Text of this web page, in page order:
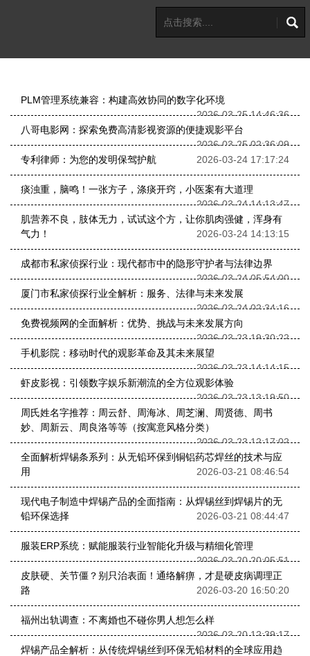
PLM管理系统兼容：构建高效协同的数字化环境
2026-03-25 14:46:36
八哥电影网：探索免费高清影视资源的便捷观影平台
2026-03-25 02:36:09
专利律师：为您的发明保驾护航
2026-03-24 17:17:24
痰浊重，脑鸣！一张方子，涤痰开窍，小医案有大道理
2026-03-24 14:13:47
肌营养不良，肢体无力，试试这个方，让你肌肉强健，浑身有
气力！
2026-03-24 14:13:15
成都市私家侦探行业：现代都市中的隐形守护者与法律边界
2026-03-24 05:54:00
厦门市私家侦探行业全解析：服务、法律与未来发展
2026-03-24 02:34:16
免费视频网的全面解析：优势、挑战与未来发展方向
2026-03-23 19:30:22
手机影院：移动时代的观影革命及其未来展望
2026-03-23 14:14:15
虾皮影视：引领数字娱乐新潮流的全方位观影体验
2026-03-23 13:19:50
周氏姓名字推荐：周云舒、周海冰、周芝澜、周贤德、周书
妙、周新云、周良洛等等（按寓意风格分类）
2026-03-23 12:17:02
全面解析焊锡条系列：从无铅环保到铜铝药芯焊丝的技术与应
用
2026-03-21 08:46:54
现代电子制造中焊锡产品的全面指南：从焊锡丝到焊锡片的无
铅环保选择
2026-03-21 08:44:47
服装ERP系统：赋能服装行业智能化升级与精细化管理
2026-03-20 20:05:51
皮肤硬、关节僵？别只治表面！通络解痹，才是硬皮病调理正
路
2026-03-20 16:50:20
福州出轨调查：不离婚也不碰你男人想怎么样
2026-03-20 12:39:17
焊锡产品全解析：从传统焊锡丝到环保无铅材料的全球应用趋